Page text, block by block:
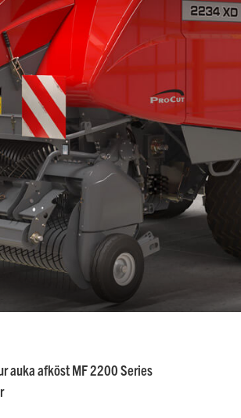
auka afköst MF 2200 Series